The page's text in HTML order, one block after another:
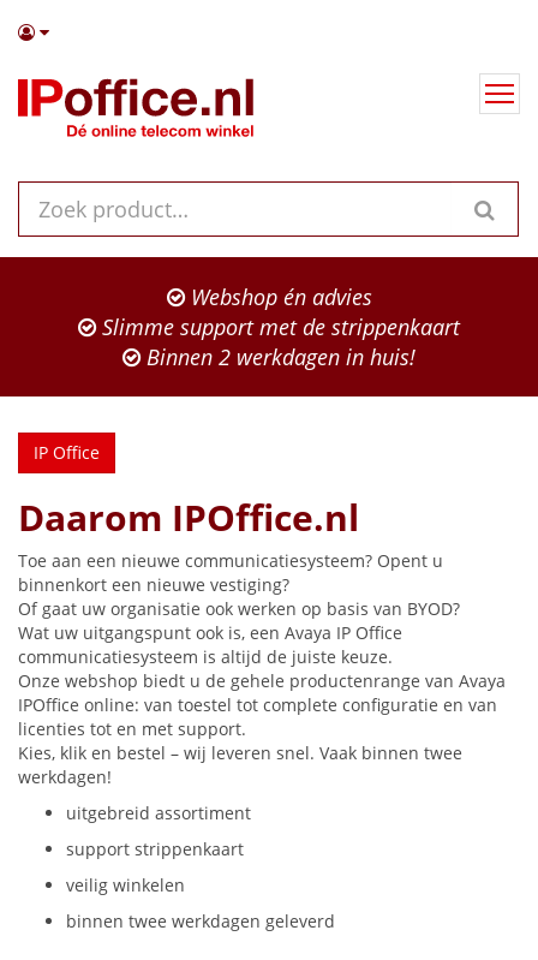
Webshop én advies
Slimme support met de strippenkaart
Binnen 2 werkdagen in huis!
IP Office
Daarom IPOffice.nl
Toe aan een nieuwe communicatiesysteem? Opent u
binnenkort een nieuwe vestiging?
Of gaat uw organisatie ook werken op basis van BYOD?
Wat uw uitgangspunt ook is, een Avaya IP Office
communicatiesysteem is altijd de juiste keuze.
Onze webshop biedt u de gehele productenrange van Avaya
IPOffice online: van toestel tot complete configuratie en van
licenties tot en met support.
Kies, klik en bestel – wij leveren snel. Vaak binnen twee
werkdagen!
uitgebreid assortiment
support strippenkaart
veilig winkelen
binnen twee werkdagen geleverd